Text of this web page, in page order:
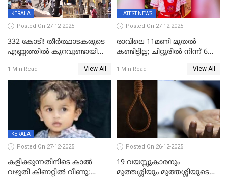
KERALA
Posted On 27-12-2025
332 കോടി! തീർത്ഥാടകരുടെ
എണ്ണത്തിൽ കുറവുണ്ടായിട്ടും
കുതിച്ചുയരുന്നു
1 Min Read View All
LATEST NEWS
Posted On 27-12-2025
രാവിലെ 11മണി മുതൽ
കണ്ടിട്ടില്ല; ചിറ്റൂരിൽ നിന്ന് 6
1 Min Read View All
KERALA
Posted On 27-12-2025
കളിക്കുന്നതിനിടെ കാൽ
വഴുതി കിണറ്റിൽ വീണു;
Posted On 26-12-2025
19 വയസ്സുകാരനും
മുത്തശ്ശിയും മുത്തശ്ശിയുടെ